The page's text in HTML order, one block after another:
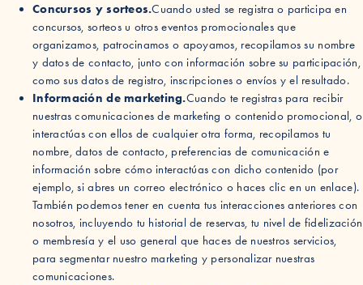
Concursos y sorteos.Cuando usted se registra o participa en
concursos, sorteos u otros eventos promocionales que
organizamos, patrocinamos o apoyamos, recopilamos su nombre
y datos de contacto, junto con información sobre su participación,
como sus datos de registro, inscripciones o envíos y el resultado.
Información de marketing.Cuando te registras para recibir
nuestras comunicaciones de marketing o contenido promocional, o
interactúas con ellos de cualquier otra forma, recopilamos tu
nombre, datos de contacto, preferencias de comunicación e
información sobre cómo interactúas con dicho contenido (por
ejemplo, si abres un correo electrónico o haces clic en un enlace).
También podemos tener en cuenta tus interacciones anteriores con
nosotros, incluyendo tu historial de reservas, tu nivel de fidelización
o membresía y el uso general que haces de nuestros servicios,
para segmentar nuestro marketing y personalizar nuestras
comunicaciones.